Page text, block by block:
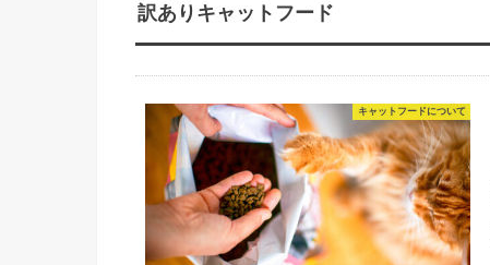
訳ありキャットフード
キャットフードについて